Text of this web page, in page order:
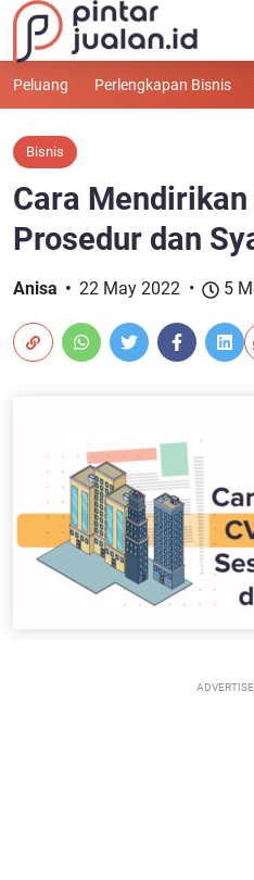
Peluang Perlengkapan Bisnis
Bisnis
Cara Mendirikan
Prosedur dan
Anisa 22 May 2022 5